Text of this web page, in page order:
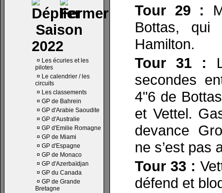
Saison
2022
¤ Les écuries et les
pilotes
¤ Le calendrier / les
circuits
¤ Les classements
¤ GP de Bahrein
¤ GP d'Arabie Saoudite
¤ GP d'Australie
¤ GP d'Emilie Romagne
¤ GP de Miami
¤ GP d'Espagne
¤ GP de Monaco
¤ GP d'Azerbaïdjan
¤ GP du Canada
¤ GP de Grande
Bretagne
Tour 29 :
Bottas, qui
Hamilton.
Tour 31 :
secondes
4"6 de
et Vettel.
devance
ne s’est pas
Tour 33 :
défend et